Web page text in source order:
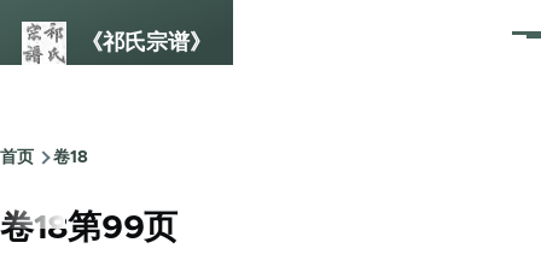
《祁氏宗谱》
菜
面
包
屑
首页 卷18
卷18第99页